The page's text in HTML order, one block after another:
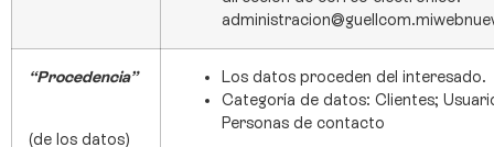
“Procedencia”
(de los datos)
Los datos proceden del interesado.
Categoría de datos: Clientes;
Personas de contacto